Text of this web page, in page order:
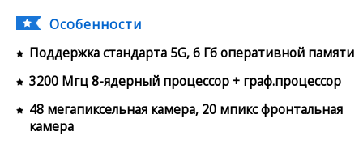
Особенности
Поддержка стандарта 5G, 6 Гб оперативной памяти
3200 Мгц 8-ядерный процессор + граф.процессор
48 мегапиксельная камера, 20 мпикс фронтальная
камера